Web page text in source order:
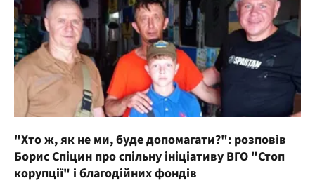
"Хто ж, як не ми, буде допомагати?": розповів
Борис Спіцин про спільну ініціативу ВГО "Стоп
корупції" і благодійних фондів